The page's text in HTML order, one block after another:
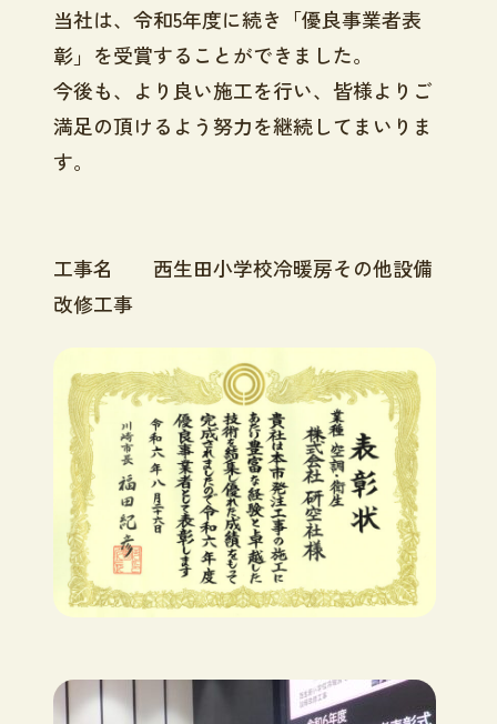
当社は、令和5年度に続き「優良事業者表
彰」を受賞することができました。
今後も、より良い施工を行い、皆様よりご
満足の頂けるよう努力を継続してまいりま
す。
工事名 西生田小学校冷暖房その他設備
改修工事